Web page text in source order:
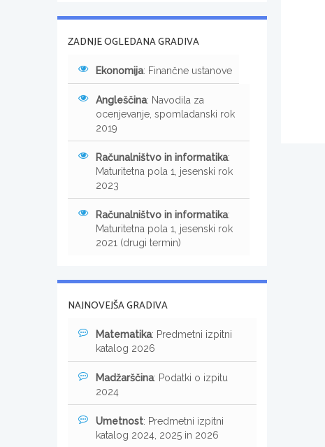
ZADNJE OGLEDANA GRADIVA
Ekonomija: Finančne ustanove
Angleščina: Navodila za
ocenjevanje, spomladanski rok
2019
Računalništvo in informatika:
Maturitetna pola 1, jesenski rok
2023
Računalništvo in informatika:
Maturitetna pola 1, jesenski rok
2021 (drugi termin)
NAJNOVEJŠA GRADIVA
Matematika: Predmetni izpitni
katalog 2026
Madžarščina: Podatki o izpitu
2024
Umetnost: Predmetni izpitni
katalog 2024, 2025 in 2026